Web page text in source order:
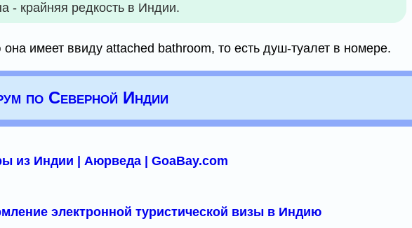
- крайняя редкость в Индии.
имеет ввиду attached bathroom, то есть душ-туалет в номере.
по Северной Индии
из Индии | Аюрведа | GoaBay.com
электронной туристической визы в Индию